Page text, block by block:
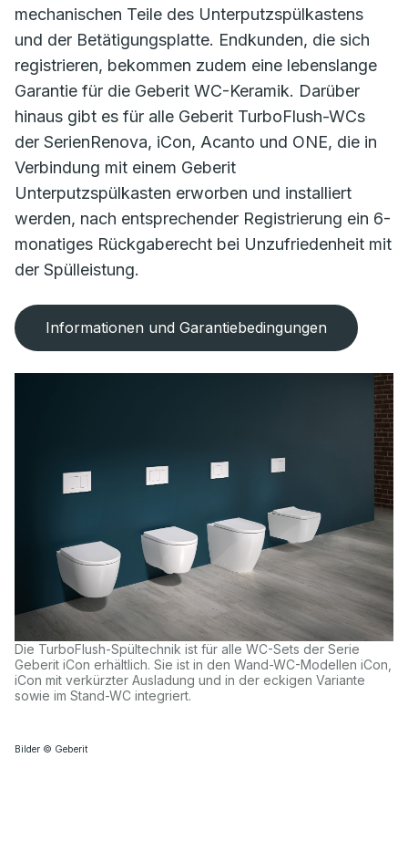
mechanischen Teile des Unterputzspülkastens
und der Betätigungsplatte. Endkunden, die sich
registrieren, bekommen zudem eine lebenslange
Garantie für die Geberit WC-Keramik. Darüber
hinaus gibt es für alle Geberit TurboFlush-WCs
der SerienRenova, iCon, Acanto und ONE, die in
Verbindung mit einem Geberit
Unterputzspülkasten erworben und installiert
werden, nach entsprechender Registrierung ein 6-
monatiges Rückgaberecht bei Unzufriedenheit mit
der Spülleistung.
Informationen und Garantiebedingungen
Die TurboFlush-Spültechnik ist für alle WC-Sets der Serie
Geberit iCon erhältlich. Sie ist in den Wand-WC-Modellen iCon,
iCon mit verkürzter Ausladung und in der eckigen Variante
sowie im Stand-WC integriert.
Bilder © Geberit